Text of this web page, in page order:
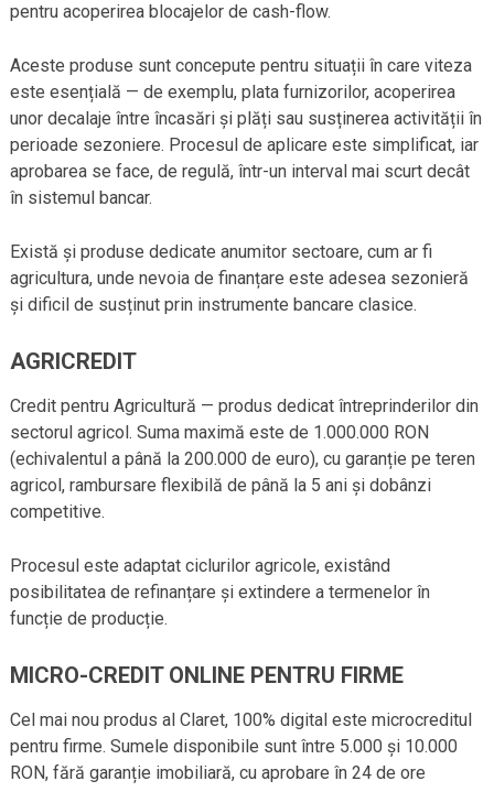
pentru acoperirea blocajelor de cash-flow.
Aceste produse sunt concepute pentru situații în care viteza
este esențială — de exemplu, plata furnizorilor, acoperirea
unor decalaje între încasări și plăți sau susținerea activității în
perioade sezoniere. Procesul de aplicare este simplificat, iar
aprobarea se face, de regulă, într-un interval mai scurt decât
în sistemul bancar.
Există și produse dedicate anumitor sectoare, cum ar fi
agricultura, unde nevoia de finanțare este adesea sezonieră
și dificil de susținut prin instrumente bancare clasice.
AGRICREDIT
Credit pentru Agricultură — produs dedicat întreprinderilor din
sectorul agricol. Suma maximă este de 1.000.000 RON
(echivalentul a până la 200.000 de euro), cu garanție pe teren
agricol, rambursare flexibilă de până la 5 ani și dobânzi
competitive.
Procesul este adaptat ciclurilor agricole, existând
posibilitatea de refinanțare și extindere a termenelor în
funcție de producție.
MICRO-CREDIT ONLINE PENTRU FIRME
Cel mai nou produs al Claret, 100% digital este microcreditul
pentru firme. Sumele disponibile sunt între 5.000 și 10.000
RON, fără garanție imobiliară, cu aprobare în 24 de ore